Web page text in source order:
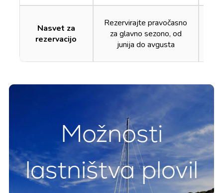
Nasvet za
rezervacijo
Rezervirajte pravočasno
za glavno sezono, od
junija do avgusta
Možnosti
lastništva plovil